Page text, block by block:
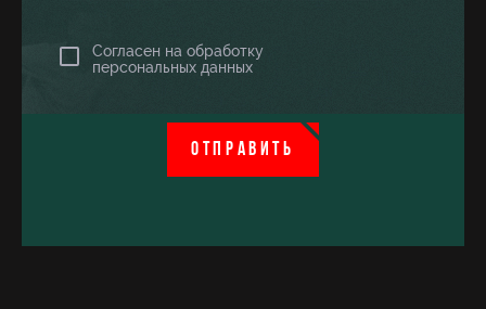
Согласен на обработку
персональных данных
ОТПРАВИТЬ